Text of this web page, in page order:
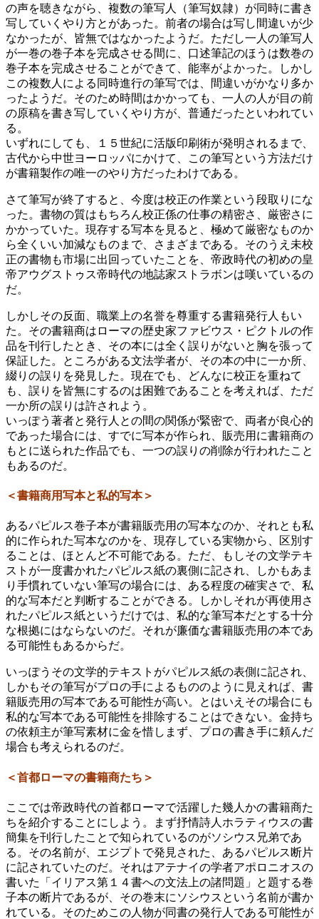
の声を聴きながら、複数の筆写人（筆写奴隷）が同時に書き
写していくやり方とがあった。前者の場合は写し間違いが少
なかったが、皆無ではなかったようだ。ただし一人の筆写人
が一巻の巻子本を完成させる間に、口述筆記のほうは数巻の
巻子本を完成させることができて、能率がよかった。しかし
この複数人による同時進行の筆写では、間違いがかなり多か
ったようだ。そのため時間はかかっても、一人の人が目の前
の原稿を書き写していくやり方が、普通だったといわれてい
る。
いずれにしても、１５世紀に活版印刷術が発明されるまで、
古代から中世ヨーロッパにかけて、この筆写という方法だけ
が書籍製作の唯一のやり方だったわけである。
さて筆写が終了すると、今度は校正の作業という段取りにな
った。書物の質はもちろん校正係の仕事の精密さ、厳密さに
かかっていた。現存する写本を見ると、極めて厳密なものか
ら全くいい加減なものまで、さまざまである。そのうえ未校
正の書物も市場に出回っていたことを、帝政時代の初めの皇
帝アウグストゥス帝時代の地誌家ストラボンは嘆いているの
だ。
しかしその反面、職業上の名誉を尊重する書籍発行人もい
た。その書籍商はローマの歴史家ファビウス・ピクトルの作
品を刊行したとき、その本には全く誤りがないと胸を張って
保証した。ところがある文法学者が、その本の中に一か所、
綴りの誤りを発見した。現在でも、どんなに校正を重ねて
も、誤りを皆無にするのは困難であることを考えれば、ただ
一か所の誤りは許されよう。
いっぽう著者と発行人との間の関係が緊密で、両者が良心的
であった場合には、すでに写本が作られ、販売用に書籍商の
もとに送られた作品でも、一つの誤りの削除が行われたこと
もあるのだ。
＜書籍商用写本と私的写本＞
あるパピルス巻子本が書籍販売用の写本なのか、それとも私
的に作られた写本なのかを、現存している実物から、区別す
ることは、ほとんど不可能である。ただ、もしその文学テキ
ストが一度書かれたパピルス紙の裏側に記され、しかもあま
り手慣れていない筆写の場合には、ある程度の確実さで、私
的な写本だと判断することができる。しかしそれが再使用さ
れたパピルス紙というだけでは、私的な筆写本だとする十分
な根拠にはならないのだ。それが廉価な書籍販売用の本であ
る可能性もあるからだ。
いっぽうその文学的テキストがパピルス紙の表側に記され、
しかもその筆写がプロの手によるもののように見えれば、書
籍販売用の写本である可能性が高い。とはいえその場合にも
私的な写本である可能性を排除することはできない。金持ち
の依頼主が筆写素材に金を惜しまず、プロの書き手に頼んだ
場合も考えられるのだ。
＜首都ローマの書籍商たち＞
ここでは帝政時代の首都ローマで活躍した幾人かの書籍商た
ちを紹介することにしよう。まず抒情詩人ホラティウスの書
簡集を刊行したことで知られているのがソシウス兄弟であ
る。その名前が、エジプトで発見された、あるパピルス断片
に記されていたのだ。それはアテナイの学者アポロニオスの
書いた「イリアス第１４書への文法上の諸問題」と題する巻
子本の断片であるが、その巻末にソシウスという名前が書か
れている。そのためこの人物が同書の発行人である可能性が